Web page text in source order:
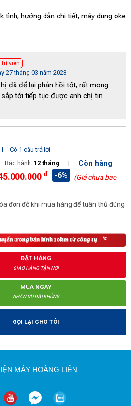
với công suất huỷ lớn
tượng mạnh mẽ với thiết kế hiện đại,
sang trọng. Không chỉ được đánh giá
thước nhỏ gọn việc vận hành, sử
biệt đơn giản và dễ dàng.
là tiêu chí được khách hàng đặc biệt
tài liệu nào cũng có thể làm được.
tình, hướng dẫn chi tiết, máy dùng oke
trị viên
27 tháng 03 năm 2023
đã để lại phản hồi tốt, rất mong
tới tiếp tục được anh chị tin
|
Có 1 câu trả lời
Bảo hành: 12 tháng | Còn hàng
đ -6%
(Giá chưa bao
đơn đỏ khi mua hàng để tuân thủ đúng
ĐẶT HÀNG
GIAO HÀNG TẬN NƠI
MUA NGAY
NHẬN ƯU ĐÃI KHỦNG
GỌI LẠI CHO TÔI
MÁY HOÀNG LIÊN